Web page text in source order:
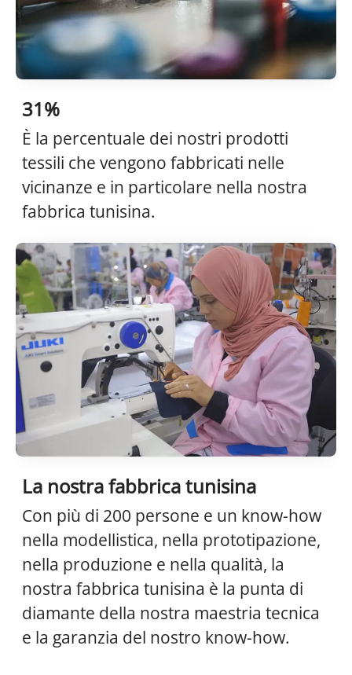
31%
È la percentuale dei nostri prodotti
tessili che vengono fabbricati nelle
vicinanze e in particolare nella nostra
fabbrica tunisina.
La nostra fabbrica tunisina
Con più di 200 persone e un know-how
nella modellistica, nella prototipazione,
nella produzione e nella qualità, la
nostra fabbrica tunisina è la punta di
diamante della nostra maestria tecnica
e la garanzia del nostro know-how.